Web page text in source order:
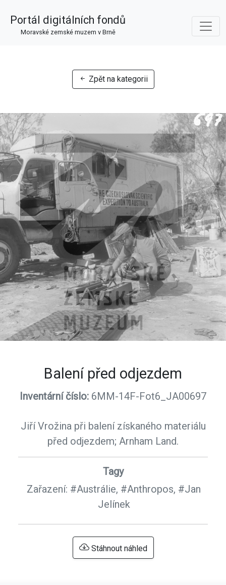
Portál digitálních fondů
Moravské zemské muzem v Brně
Zpět na kategorii
Balení před odjezdem
Inventární číslo: 6MM-14F-Fot6_JA00697
Jiří Vrožina při balení získaného materiálu
před odjezdem; Arnham Land.
Tagy
Zařazení: #Austrálie, #Anthropos, #Jan
Jelínek
Stáhnout náhled